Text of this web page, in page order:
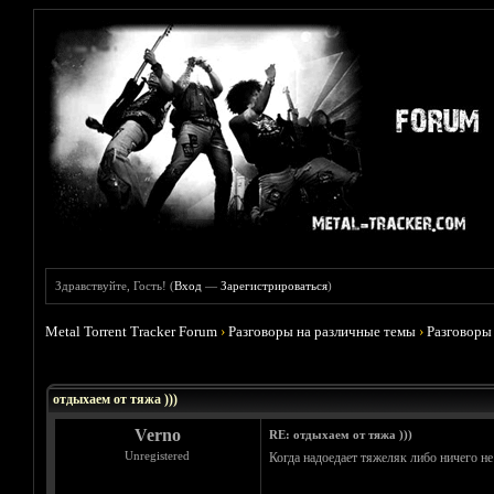
Здравствуйте, Гость! (Вход —Зарегистрироваться)
Metal Torrent Tracker Forum ›Разговоры на различные темы ›
отдыхаем от тяжа )))
Verno
Unregistered
RE: отдыхаем от тяжа )))
Когда надоедает тяжеляк либо ничего